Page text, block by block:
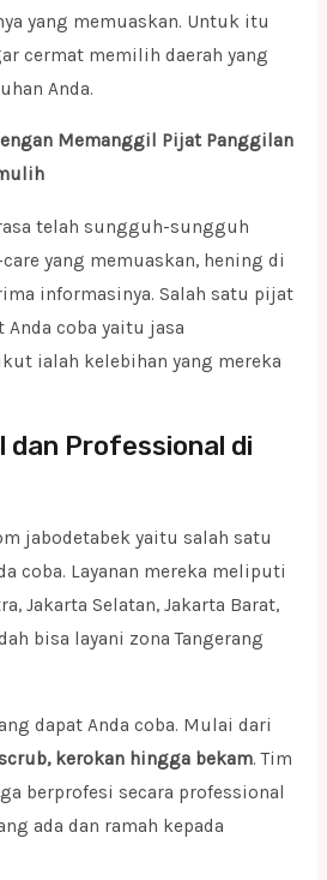
yang memuaskan. Untuk itu
cermat memilih daerah yang
Anda.
Memanggil Pijat Panggilan
telah sungguh-sungguh
yang memuaskan, hening di
informasinya. Salah satu pijat
coba yaitu jasa
ialah kelebihan yang mereka
dan Professional di
jabodetabek yaitu salah satu
coba. Layanan mereka meliputi
Jakarta Selatan, Jakarta Barat,
bisa layani zona Tangerang
dapat Anda coba. Mulai dari
kerokan hingga bekam. Tim
berprofesi secara professional
ada dan ramah kepada